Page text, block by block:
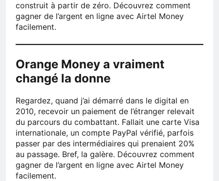
construit à partir de zéro. Découvrez comment
gagner de l’argent en ligne avec Airtel Money
facilement.
Orange Money a vraiment
changé la donne
Regardez, quand j’ai démarré dans le digital en
2010, recevoir un paiement de l’étranger relevait
du parcours du combattant. Fallait une carte Visa
internationale, un compte PayPal vérifié, parfois
passer par des intermédiaires qui prenaient 20%
au passage. Bref, la galère. Découvrez comment
gagner de l’argent en ligne avec Airtel Money
facilement.